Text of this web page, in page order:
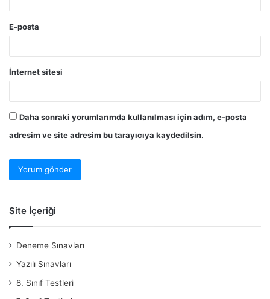
E-posta
İnternet sitesi
Daha sonraki yorumlarımda kullanılması için adım, e-posta
adresim ve site adresim bu tarayıcıya kaydedilsin.
Site İçeriği
Deneme Sınavları
Yazılı Sınavları
8. Sınıf Testleri